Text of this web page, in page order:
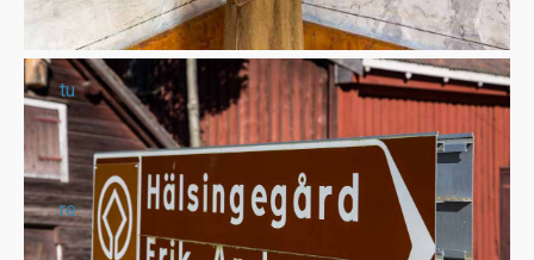
tu
re